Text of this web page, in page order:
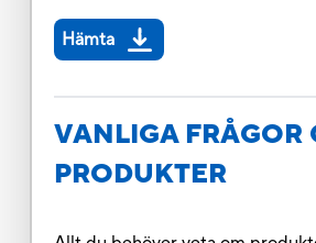
Hämta
VANLIGA FRÅGOR
PRODUKTER